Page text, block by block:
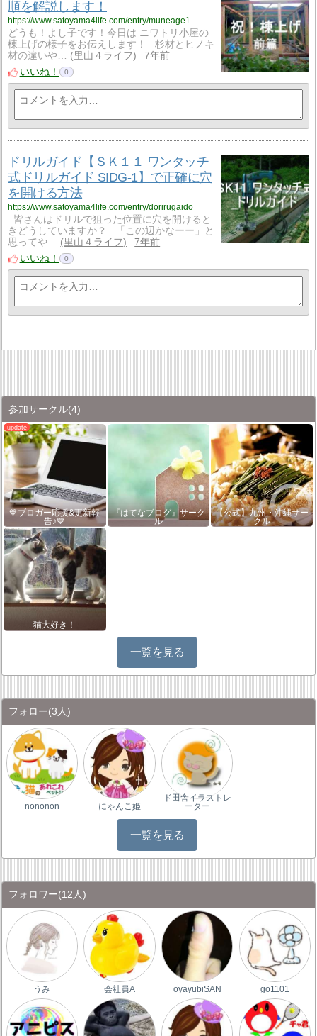
順を解説します！
https://www.satoyama4life.com/entry/muneage1
どうも！よし子です！今日は ニワトリ小屋の
棟上げの様子をお伝えします！ 杉材とヒノキ
材の違いや…
里山４ライフ
7年前
いいね！
0
ドリルガイド【ＳＫ１１ ワンタッチ
式ドリルガイド SIDG-1】で正確に穴
を開ける方法
https://www.satoyama4life.com/entry/dorirugaido
皆さんはドリルで狙った位置に穴を開けると
きどうしていますか？ 「この辺かなーー」と
思ってや…
里山４ライフ
7年前
いいね！
0
参加サークル(4)
💙ブロガー応援&更新報
告♪💙
『はてなブログ』サーク
ル
【公式】九州・沖縄サー
クル
猫大好き！
一覧を見る
フォロー(3人)
nononon にゃんこ姫
ド田舎イラストレ
ーター
一覧を見る
フォロワー(12人)
うみ 会社員A oyayubiSAN go1101